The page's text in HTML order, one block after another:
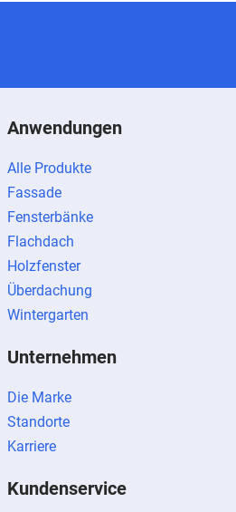
Anwendungen
Alle Produkte
Fassade
Fensterbänke
Flachdach
Holzfenster
Überdachung
Wintergarten
Unternehmen
Die Marke
Standorte
Karriere
Kundenservice